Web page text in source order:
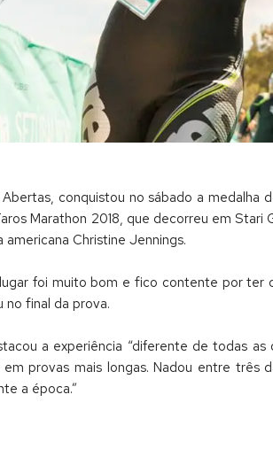
conquistou no sábado a medalha
Marathon 2018, que decorreu em Stari
Christine Jennings.
foi muito bom e fico contente por
no final da prova.
a experiência “diferente de todas
provas mais longas. Nadou entre três
a época.”